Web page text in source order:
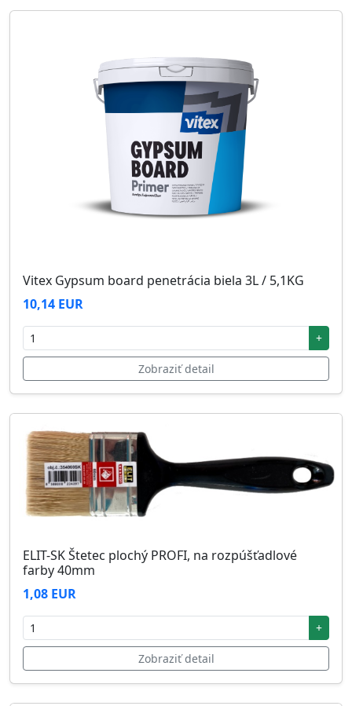
Vitex Gypsum board penetrácia biela 3L / 5,1KG
10,14 EUR
+
Zobraziť detail
ELIT-SK Štetec plochý PROFI, na rozpúšťadlové
farby 40mm
1,08 EUR
+
Zobraziť detail